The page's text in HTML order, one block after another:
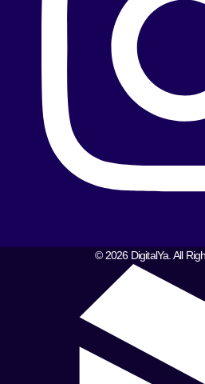
© 2026 DigitalYa. All